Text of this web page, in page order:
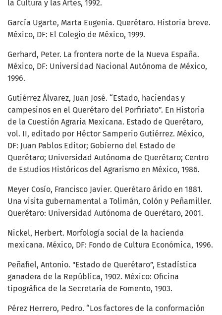
la Cultura y las Artes, 1992.
García Ugarte, Marta Eugenia. Querétaro. Historia breve.
México, DF: El Colegio de México, 1999.
Gerhard, Peter. La frontera norte de la Nueva España.
México, DF: Universidad Nacional Autónoma de México,
1996.
Gutiérrez Álvarez, Juan José. “Estado, haciendas y
campesinos en el Querétaro del Porfiriato”. En Historia
de la Cuestión Agraria Mexicana. Estado de Querétaro,
vol. II, editado por Héctor Samperio Gutiérrez. México,
DF: Juan Pablos Editor; Gobierno del Estado de
Querétaro; Universidad Autónoma de Querétaro; Centro
de Estudios Históricos del Agrarismo en México, 1986.
Meyer Cosío, Francisco Javier. Querétaro árido en 1881.
Una visita gubernamental a Tolimán, Colón y Peñamiller.
Querétaro: Universidad Autónoma de Querétaro, 2001.
Nickel, Herbert. Morfología social de la hacienda
mexicana. México, DF: Fondo de Cultura Económica, 1996.
Peñafiel, Antonio. "Estado de Querétaro”, Estadística
ganadera de la República, 1902. México: Oficina
tipográfica de la Secretaría de Fomento, 1903.
Pérez Herrero, Pedro. “Los factores de la conformación